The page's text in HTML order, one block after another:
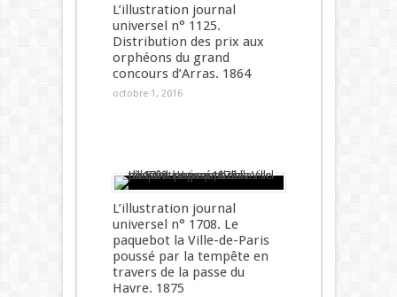
L’illustration journal
universel n° 1125.
Distribution des prix aux
orphéons du grand
concours d’Arras. 1864
octobre 1, 2016
L’illustration journal
universel n° 1708. Le
paquebot la Ville-de-Paris
poussé par la tempête en
travers de la passe du
Havre. 1875